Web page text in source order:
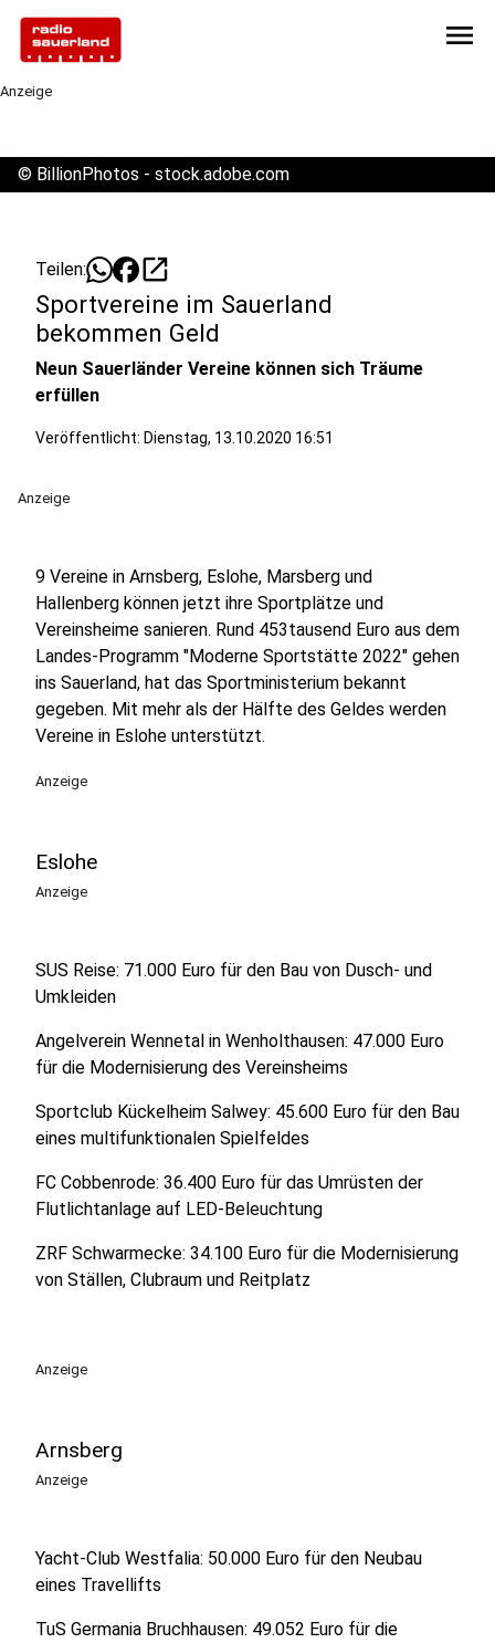
menu
Anzeige
© BillionPhotos - stock.adobe.com
Teilen: open_in_new
Sportvereine im Sauerland
bekommen Geld
Neun Sauerländer Vereine können sich Träume
erfüllen
Veröffentlicht: Dienstag, 13.10.2020 16:51
Anzeige
9 Vereine in Arnsberg, Eslohe, Marsberg und
Hallenberg können jetzt ihre Sportplätze und
Vereinsheime sanieren. Rund 453tausend Euro aus dem
Landes-Programm "Moderne Sportstätte 2022" gehen
ins Sauerland, hat das Sportministerium bekannt
gegeben. Mit mehr als der Hälfte des Geldes werden
Vereine in Eslohe unterstützt.
Anzeige
Eslohe
Anzeige
SUS Reise: 71.000 Euro für den Bau von Dusch- und
Umkleiden
Angelverein Wennetal in Wenholthausen: 47.000 Euro
für die Modernisierung des Vereinsheims
Sportclub Kückelheim Salwey: 45.600 Euro für den Bau
eines multifunktionalen Spielfeldes
FC Cobbenrode: 36.400 Euro für das Umrüsten der
Flutlichtanlage auf LED-Beleuchtung
ZRF Schwarmecke: 34.100 Euro für die Modernisierung
von Ställen, Clubraum und Reitplatz
Anzeige
Arnsberg
Anzeige
Yacht-Club Westfalia: 50.000 Euro für den Neubau
eines Travellifts
TuS Germania Bruchhausen: 49.052 Euro für die